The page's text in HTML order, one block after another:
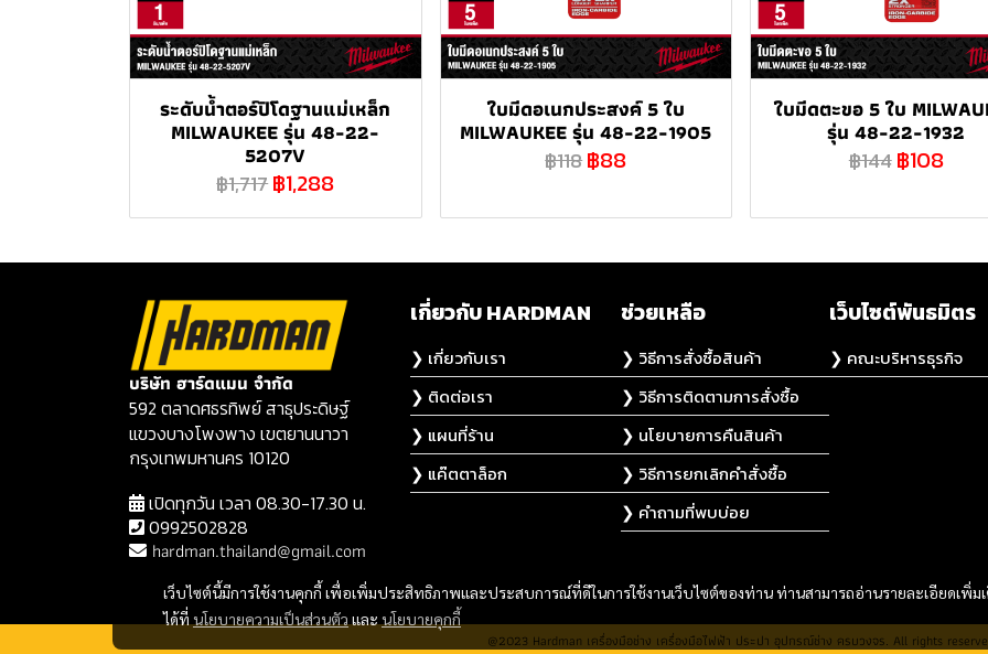
ระดับน้ำตอร์ปิโดฐานแม่เหล็ก
MILWAUKEE รุ่น 48-22-
5207V
฿1,717฿1,288
ใบมีดอเนกประสงค์ 5 ใบ
MILWAUKEE รุ่น 48-22-1905
฿118฿88
ใบมีดตะขอ 5 ใบ
รุ่น 48-22-1932
฿144฿108
เว็บไซต์นี้มีการใช้งานคุกกี้ เพื่อเพิ่มประสิทธิภาพและประสบการณ์ที่ดีในการใช้งานเว็บไซต์ของท่าน ท่านสามารถอ่านรายละเอียดเพิ่ม
ได้ที่ นโยบายความเป็นส่วนตัว และ นโยบายคุกกี้
บริษัท ฮาร์ดแมน จำกัด
592 ตลาดศธรทิพย์ สาธุประดิษฐ์
แขวงบางโพงพาง เขตยานนาวา
กรุงเทพมหานคร 10120
เปิดทุกวัน เวลา 08.30-17.30 น.
0992502828
hardman.thailand@gmail.com
เกี่ยวกับ HARDMAN
❯ เกี่ยวกับเรา
❯ ติดต่อเรา
❯ แผนที่ร้าน
❯ แค๊ตตาล็อก
ช่วยเหลือ
❯ วิธีการสั่งซื้อสินค้า
❯ วิธีการติดตามการสั่งซื้อ
❯ นโยบายการคืนสินค้า
❯ วิธีการยกเลิกคำสั่งซื้อ
❯ คำถามที่พบบ่อย
เว็บไซต์พันธมิตร
❯ คณะบริหารธุรกิจ
@2023 Hardman เครื่องมือช่าง เครื่องมือไฟฟ้า ประปา อุปกรณ์ช่าง ครบวงจร. All rights